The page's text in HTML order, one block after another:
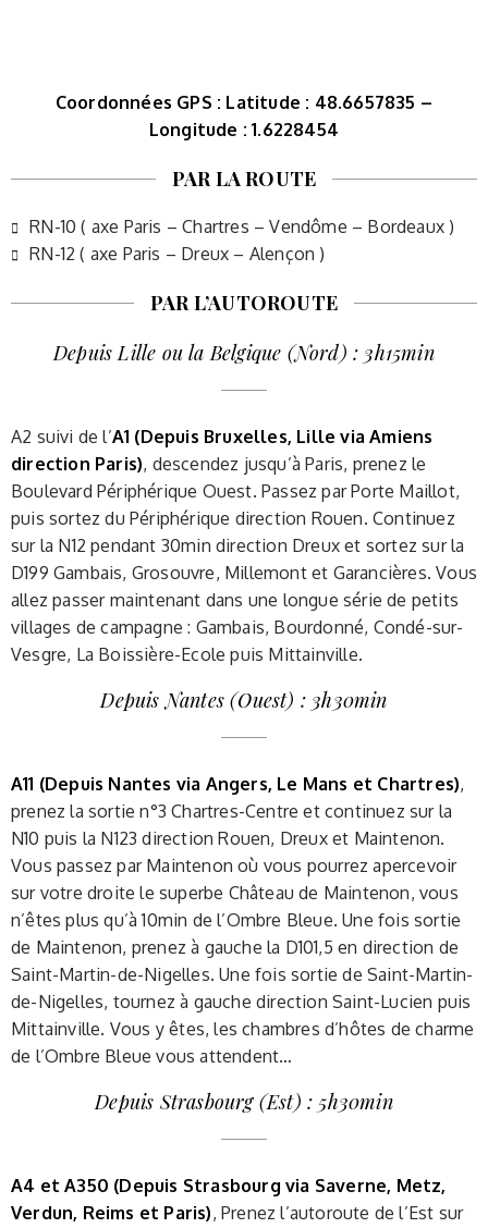
Coordonnées GPS : Latitude : 48.6657835 –
Longitude : 1.6228454
PAR LA ROUTE
RN-10 ( axe Paris – Chartres – Vendôme – Bordeaux )
RN-12 ( axe Paris – Dreux – Alençon )
PAR L’AUTOROUTE
Depuis Lille ou la Belgique (Nord) : 3h15min
A2 suivi de l’A1 (Depuis Bruxelles, Lille via Amiens
direction Paris), descendez jusqu’à Paris, prenez le
Boulevard Périphérique Ouest. Passez par Porte Maillot,
puis sortez du Périphérique direction Rouen. Continuez
sur la N12 pendant 30min direction Dreux et sortez sur la
D199 Gambais, Grosouvre, Millemont et Garancières. Vous
allez passer maintenant dans une longue série de petits
villages de campagne : Gambais, Bourdonné, Condé-sur-
Vesgre, La Boissière-Ecole puis Mittainville.
Depuis Nantes (Ouest) : 3h30min
A11 (Depuis Nantes via Angers, Le Mans et Chartres),
prenez la sortie n°3 Chartres-Centre et continuez sur la
N10 puis la N123 direction Rouen, Dreux et Maintenon.
Vous passez par Maintenon où vous pourrez apercevoir
sur votre droite le superbe Château de Maintenon, vous
n’êtes plus qu’à 10min de l’Ombre Bleue. Une fois sortie
de Maintenon, prenez à gauche la D101,5 en direction de
Saint-Martin-de-Nigelles. Une fois sortie de Saint-Martin-
de-Nigelles, tournez à gauche direction Saint-Lucien puis
Mittainville. Vous y êtes, les chambres d’hôtes de charme
de l’Ombre Bleue vous attendent…
Depuis Strasbourg (Est) : 5h30min
A4 et A350 (Depuis Strasbourg via Saverne, Metz,
Verdun, Reims et Paris), Prenez l’autoroute de l’Est sur